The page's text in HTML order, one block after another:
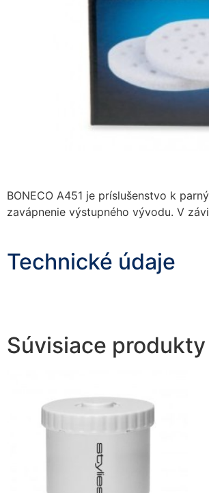
BONECO A451 je príslušenstvo k
zavápnenie výstupného vývodu. V
Technické údaje
Súvisiace produkty